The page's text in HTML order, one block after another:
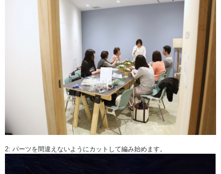
2: パーツを間違えないようにカットして編み始めます。